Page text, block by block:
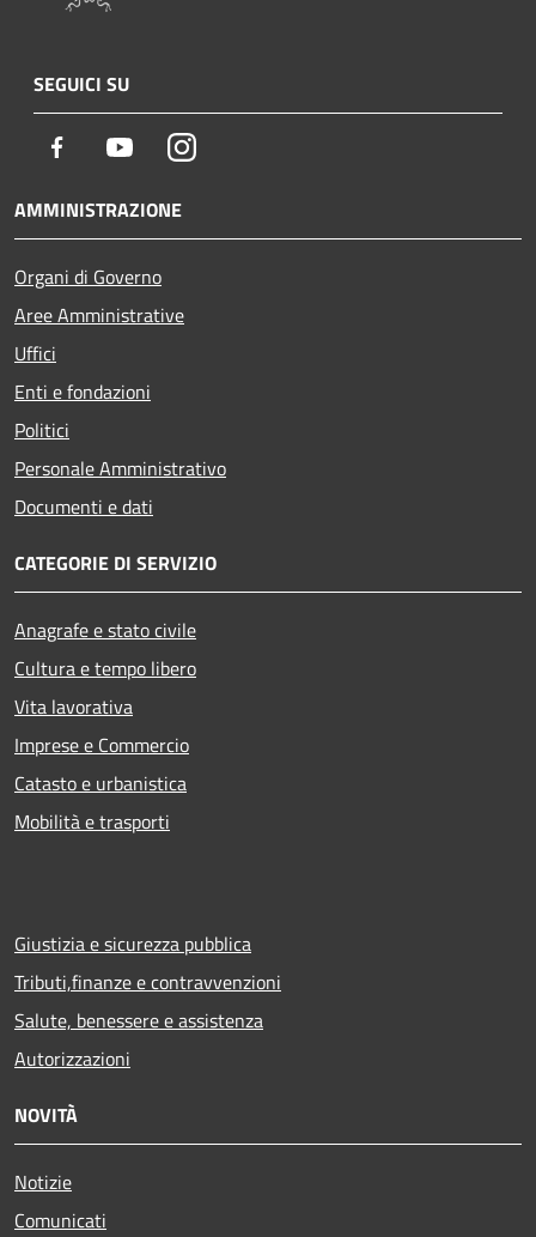
SEGUICI SU
Facebook YoutubeInstagram
AMMINISTRAZIONE
Organi di Governo
Aree Amministrative
Uffici
Enti e fondazioni
Politici
Personale Amministrativo
Documenti e dati
CATEGORIE DI SERVIZIO
Anagrafe e stato civile
Cultura e tempo libero
Vita lavorativa
Imprese e Commercio
Catasto e urbanistica
Mobilità e trasporti
Giustizia e sicurezza pubblica
Tributi,finanze e contravvenzioni
Salute, benessere e assistenza
Autorizzazioni
NOVITÀ
Notizie
Comunicati